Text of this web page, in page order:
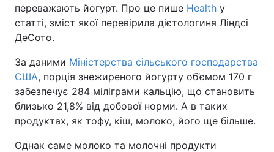
переважають йогурт. Про це пише Health у
статті, зміст якої перевірила дієтологиня Ліндсі
ДеСото.
За даними Міністерства сільського господарства
США, порція знежиреного йогурту об’ємом 170 г
забезпечує 284 міліграми кальцію, що становить
близько 21,8% від добової норми. А в таких
продуктах, як тофу, кіш, молоко, його ще більше.
Однак саме молоко та молочні продукти